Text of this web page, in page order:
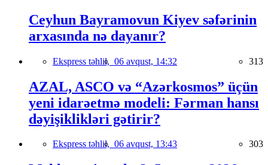
Ceyhun Bayramovun Kiyev səfərinin
arxasında nə dayanır?
Ekspress təhlil, 06 avqust, 14:32 313
AZAL, ASCO və “Azərkosmos” üçün
yeni idarəetmə modeli: Fərman hansı
dəyişiklikləri gətirir?
Ekspress təhlil, 06 avqust, 13:43 303